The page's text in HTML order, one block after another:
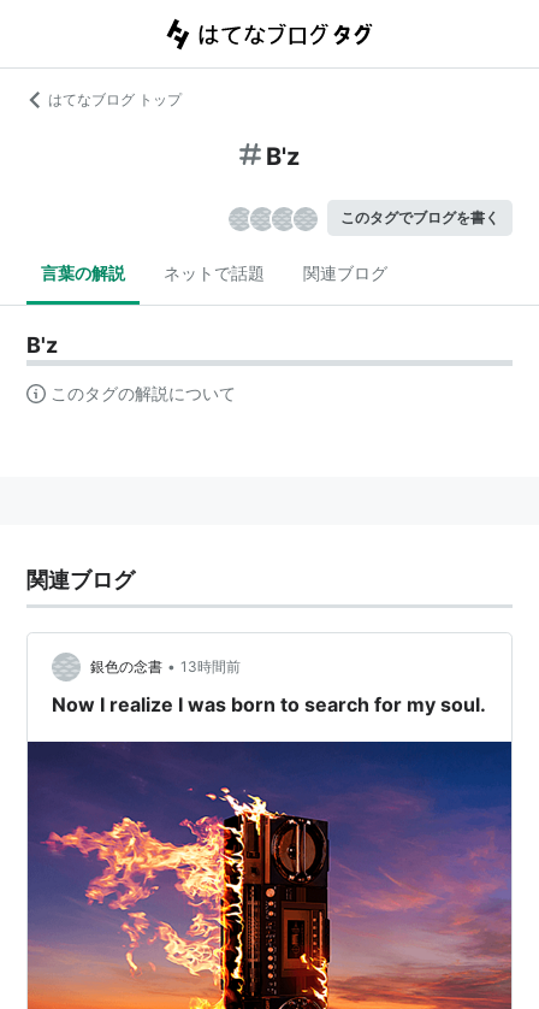
はてなブログ トップ
B'z
このタグでブログを書く
言葉の解説 ネットで話題 関連ブログ
B'z
このタグの解説について
関連ブログ
銀色の念書 • 13時間前
Now I realize I was born to search for my soul.